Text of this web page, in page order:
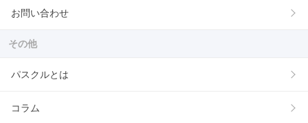
お問い合わせ
その他
パスクルとは
コラム